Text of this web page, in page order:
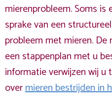
mierenprobleem. Soms is
sprake van een structureel
probleem met mieren.
een stappenplan met u
informatie verwijzen wij u
overmieren bestrijden in